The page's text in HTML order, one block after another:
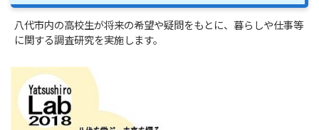
八代市内の高校生が将来の希望や疑問をもとに、暮らしや仕事等
に関する調査研究を実施します。